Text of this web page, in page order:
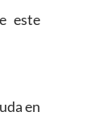
este
en